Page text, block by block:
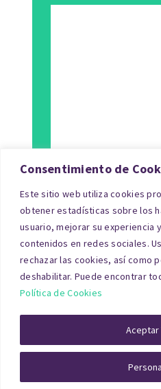
Consentimiento de
Este sitio web utiliza cookies
obtener estadísticas sobre los
usuario, mejorar su experiencia
contenidos en redes sociales.
rechazar las cookies, así como
deshabilitar. Puede encontrar
Política de Cookies
Aceptar
Tipo de
PREGUNTAS